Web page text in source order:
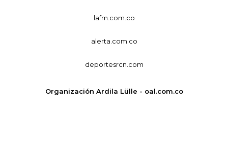
lafm.com.co
alerta.com.co
deportesrcn.com
Organización Ardila Lülle - oal.com.co